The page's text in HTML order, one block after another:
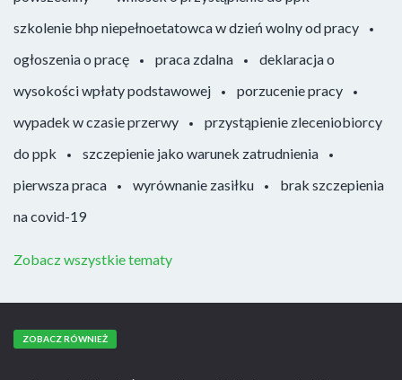
szkolenie bhp niepełnoetatowca w dzień wolny od pracy
ogłoszenia o pracę
praca zdalna
deklaracja o
wysokości wpłaty podstawowej
porzucenie pracy
wypadek w czasie przerwy
przystąpienie zleceniobiorcy
do ppk
szczepienie jako warunek zatrudnienia
pierwsza praca
wyrównanie zasiłku
brak szczepienia
na covid-19
Zobacz wszystkie tematy
ZOBACZ RÓWNIEŻ